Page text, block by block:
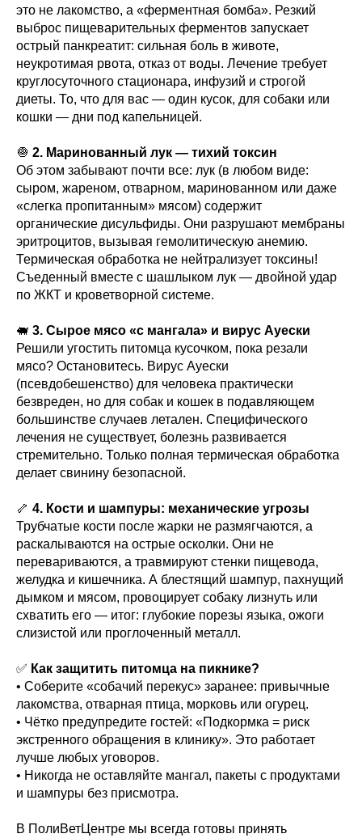
это не лакомство, а «ферментная бомба». Резкий
выброс пищеварительных ферментов запускает
острый панкреатит: сильная боль в животе,
неукротимая рвота, отказ от воды. Лечение требует
круглосуточного стационара, инфузий и строгой
диеты. То, что для вас — один кусок, для собаки или
кошки — дни под капельницей.
🧅 2. Маринованный лук — тихий токсин
Об этом забывают почти все: лук (в любом виде:
сыром, жареном, отварном, маринованном или даже
«слегка пропитанным» мясом) содержит
органические дисульфиды. Они разрушают мембраны
эритроцитов, вызывая гемолитическую анемию.
Термическая обработка не нейтрализует токсины!
Съеденный вместе с шашлыком лук — двойной удар
по ЖКТ и кроветворной системе.
🐖 3. Сырое мясо «с мангала» и вирус Ауески
Решили угостить питомца кусочком, пока резали
мясо? Остановитесь. Вирус Ауески
(псевдобешенство) для человека практически
безвреден, но для собак и кошек в подавляющем
большинстве случаев летален. Специфического
лечения не существует, болезнь развивается
стремительно. Только полная термическая обработка
делает свинину безопасной.
🦴 4. Кости и шампуры: механические угрозы
Трубчатые кости после жарки не размягчаются, а
раскалываются на острые осколки. Они не
перевариваются, а травмируют стенки пищевода,
желудка и кишечника. А блестящий шампур, пахнущий
дымком и мясом, провоцирует собаку лизнуть или
схватить его — итог: глубокие порезы языка, ожоги
слизистой или проглоченный металл.
✅ Как защитить питомца на пикнике?
• Соберите «собачий перекус» заранее: привычные
лакомства, отварная птица, морковь или огурец.
• Чётко предупредите гостей: «Подкормка = риск
экстренного обращения в клинику». Это работает
лучше любых уговоров.
• Никогда не оставляйте мангал, пакеты с продуктами
и шампуры без присмотра.
В ПолиВетЦентре мы всегда готовы принять